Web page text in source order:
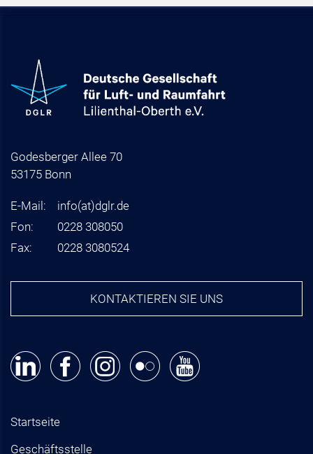
Godesberger Allee 70
53175 Bonn
E-Mail: info(at)dglr.de
Fon:
0228 308050
Fax:
0228 3080524
KONTAKTIEREN SIE UNS
Startseite
Geschäftsstelle